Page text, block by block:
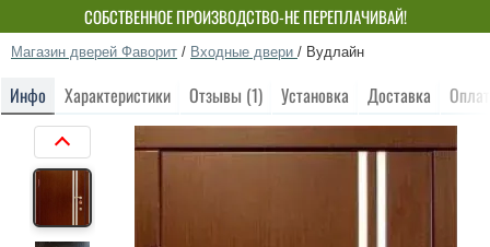
СОБСТВЕННОЕ ПРОИЗВОДСТВО-НЕ ПЕРЕПЛАЧИВАЙ!
Магазин дверей Фаворит / Входные двери / Вудлайн
Инфо Характеристики Отзывы (1) Установка Доставка